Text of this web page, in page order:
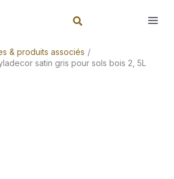
& produits associés
satin gris pour sols bois 2, 5L